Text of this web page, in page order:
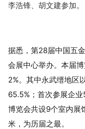
李浩锋、胡文建参加。
据悉，第28届中国五
会展中心举办。本届
2%。其中永武缙地区
65.5%；首次参展企
博览会共设9个室内展
米，为历届之最。